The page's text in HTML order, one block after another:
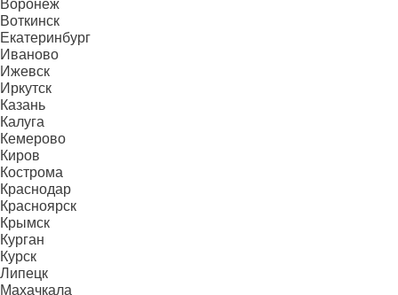
Воронеж
Воткинск
Екатеринбург
Иваново
Ижевск
Иркутск
Казань
Калуга
Кемерово
Киров
Кострома
Краснодар
Красноярск
Крымск
Курган
Курск
Липецк
Махачкала